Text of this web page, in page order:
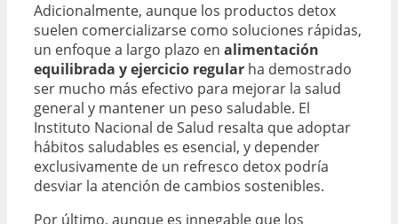
Adicionalmente, aunque los productos detox
suelen comercializarse como soluciones rápidas,
un enfoque a largo plazo en alimentación
equilibrada y ejercicio regular ha demostrado
ser mucho más efectivo para mejorar la salud
general y mantener un peso saludable. El
Instituto Nacional de Salud resalta que adoptar
hábitos saludables es esencial, y depender
exclusivamente de un refresco detox podría
desviar la atención de cambios sostenibles.
Por último, aunque es innegable que los